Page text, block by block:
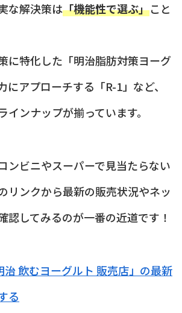
な解決策は「機能性で選ぶ」こと
に特化した「明治脂肪対策ヨーグ
にアプローチする「R-1」など、
インナップが揃っています。
ンビニやスーパーで見当たらない
リンクから最新の販売状況やネッ
認してみるのが一番の近道です！
飲むヨーグルト 販売店」の最新
る